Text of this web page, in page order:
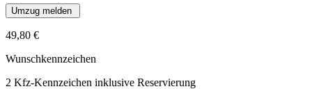
Umzug melden
49,80 €
Wunschkennzeichen
2 Kfz-Kennzeichen inklusive Reservierung